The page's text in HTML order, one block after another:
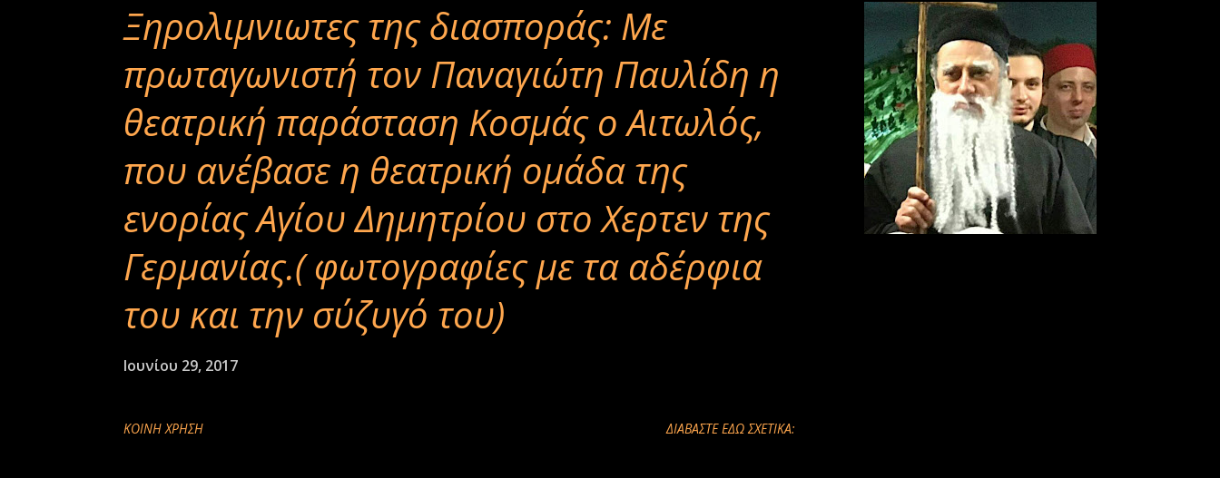
Ξηρολιμνιωτες της διασποράς: Με
πρωταγωνιστή τον Παναγιώτη Παυλίδη η
θεατρική παράσταση Κοσμάς ο Αιτωλός,
που ανέβασε η θεατρική ομάδα της
ενορίας Αγίου Δημητρίου στο Χερτεν της
Γερμανίας.( φωτογραφίες με τα αδέρφια
του και την σύζυγό του)
Ιουνίου 29, 2017
ΚΟΙΝΉ ΧΡΉΣΗ ΔΙΑΒΑΣΤΕ ΕΔΩ ΣΧΕΤΙΚΑ: